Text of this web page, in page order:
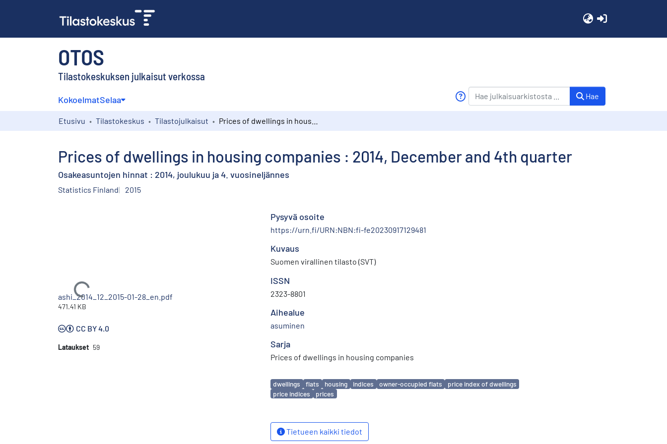
OTOS
Tilastokeskuksen julkaisut verkossa
KokoelmatSelaa Hae
Etusivu Tilastokeskus Tilastojulkaisut
Prices of dwellings in housing companies : 2014, December and 4th quarter
Osakeasuntojen hinnat : 2014, joulukuu ja 4. vuosineljännes
Statistics Finland 2015
Ladataan...
ashi_2014_12_2015-01-28_en.pdf
471.41 KB
CC BY 4.0
Lataukset 59
Pysyvä osoite
https://urn.fi/URN:NBN:fi-fe20230917129481
Kuvaus
Suomen virallinen tilasto (SVT)
ISSN
2323-8801
Aihealue
asuminen
Sarja
Prices of dwellings in housing companies
Avainsanat
dwellings flats housing indices owner-occupied flats
price index of dwellings
price indices
prices
Tietueen kaikki tiedot